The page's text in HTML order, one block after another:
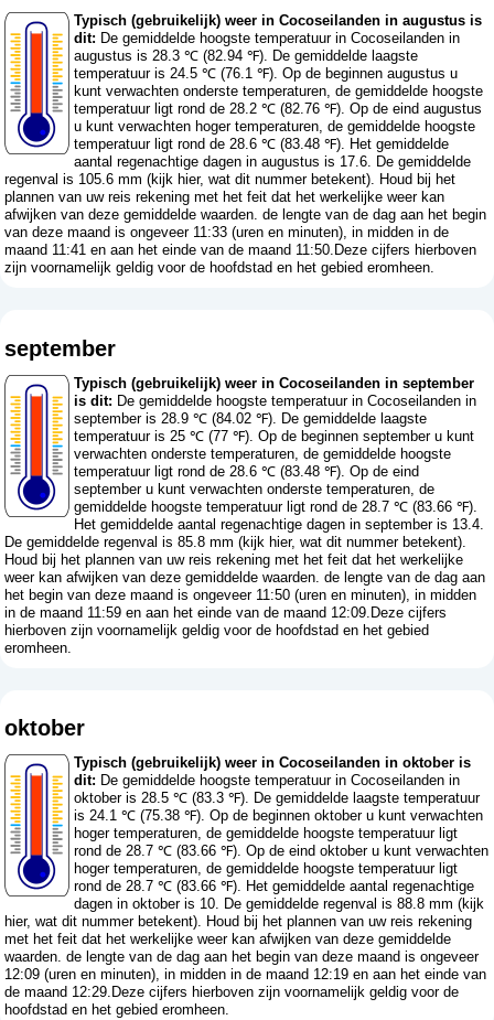
Typisch (gebruikelijk) weer in Cocoseilanden in augustus is
dit: De gemiddelde hoogste temperatuur in Cocoseilanden in
augustus is 28.3 ℃ (82.94 ℉). De gemiddelde laagste
temperatuur is 24.5 ℃ (76.1 ℉). Op de beginnen augustus u
kunt verwachten onderste temperaturen, de gemiddelde hoogste
temperatuur ligt rond de 28.2 ℃ (82.76 ℉). Op de eind augustus
u kunt verwachten hoger temperaturen, de gemiddelde hoogste
temperatuur ligt rond de 28.6 ℃ (83.48 ℉). Het gemiddelde
aantal regenachtige dagen in augustus is 17.6. De gemiddelde
regenval is 105.6 mm (kijk hier, wat dit nummer betekent). Houd bij het
plannen van uw reis rekening met het feit dat het werkelijke weer kan
afwijken van deze gemiddelde waarden. de lengte van de dag aan het begin
van deze maand is ongeveer 11:33 (uren en minuten), in midden in de
maand 11:41 en aan het einde van de maand 11:50.Deze cijfers hierboven
zijn voornamelijk geldig voor de hoofdstad en het gebied eromheen.
september
Typisch (gebruikelijk) weer in Cocoseilanden in september
is dit: De gemiddelde hoogste temperatuur in Cocoseilanden in
september is 28.9 ℃ (84.02 ℉). De gemiddelde laagste
temperatuur is 25 ℃ (77 ℉). Op de beginnen september u kunt
verwachten onderste temperaturen, de gemiddelde hoogste
temperatuur ligt rond de 28.6 ℃ (83.48 ℉). Op de eind
september u kunt verwachten onderste temperaturen, de
gemiddelde hoogste temperatuur ligt rond de 28.7 ℃ (83.66 ℉).
Het gemiddelde aantal regenachtige dagen in september is 13.4.
De gemiddelde regenval is 85.8 mm (kijk hier, wat dit nummer betekent).
Houd bij het plannen van uw reis rekening met het feit dat het werkelijke
weer kan afwijken van deze gemiddelde waarden. de lengte van de dag aan
het begin van deze maand is ongeveer 11:50 (uren en minuten), in midden
in de maand 11:59 en aan het einde van de maand 12:09.Deze cijfers
hierboven zijn voornamelijk geldig voor de hoofdstad en het gebied
eromheen.
oktober
Typisch (gebruikelijk) weer in Cocoseilanden in oktober is
dit: De gemiddelde hoogste temperatuur in Cocoseilanden in
oktober is 28.5 ℃ (83.3 ℉). De gemiddelde laagste temperatuur
is 24.1 ℃ (75.38 ℉). Op de beginnen oktober u kunt verwachten
hoger temperaturen, de gemiddelde hoogste temperatuur ligt
rond de 28.7 ℃ (83.66 ℉). Op de eind oktober u kunt verwachten
hoger temperaturen, de gemiddelde hoogste temperatuur ligt
rond de 28.7 ℃ (83.66 ℉). Het gemiddelde aantal regenachtige
dagen in oktober is 10. De gemiddelde regenval is 88.8 mm (kijk
hier, wat dit nummer betekent). Houd bij het plannen van uw reis rekening
met het feit dat het werkelijke weer kan afwijken van deze gemiddelde
waarden. de lengte van de dag aan het begin van deze maand is ongeveer
12:09 (uren en minuten), in midden in de maand 12:19 en aan het einde van
de maand 12:29.Deze cijfers hierboven zijn voornamelijk geldig voor de
hoofdstad en het gebied eromheen.